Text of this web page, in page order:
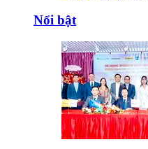
Nổi bật